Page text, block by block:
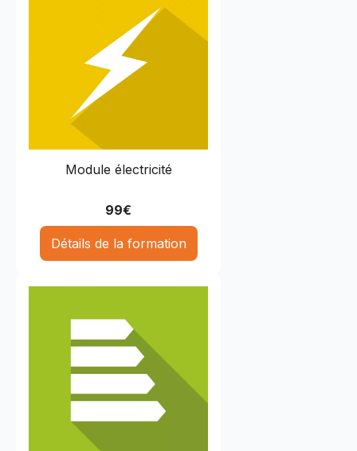
Module électricité
99€
Détails de la formation